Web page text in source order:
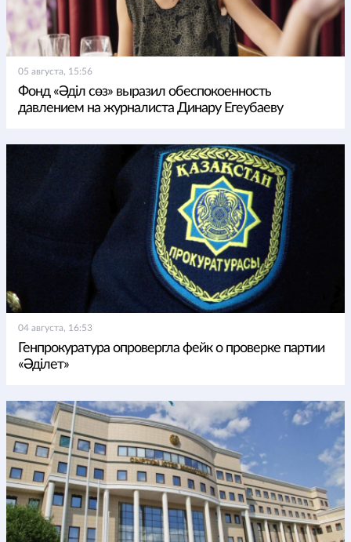
05 августа, 15:56
Фонд «Әділ сөз» выразил обеспокоенность
давлением на журналиста Динару Егеубаеву
04 августа, 16:53
Генпрокуратура опровергла фейк о проверке партии
«Әділет»